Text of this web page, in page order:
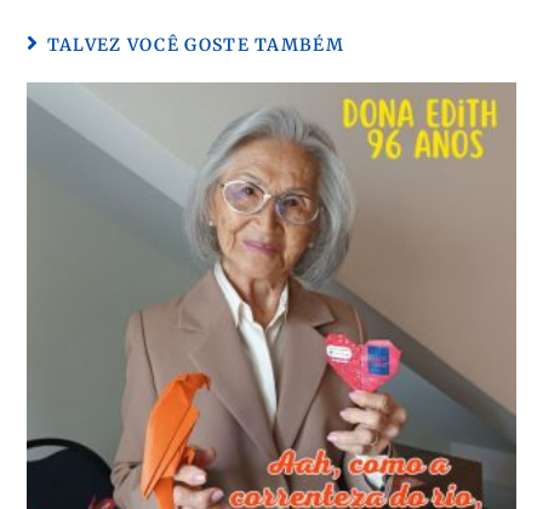
TALVEZ VOCÊ GOSTE TAMBÉM